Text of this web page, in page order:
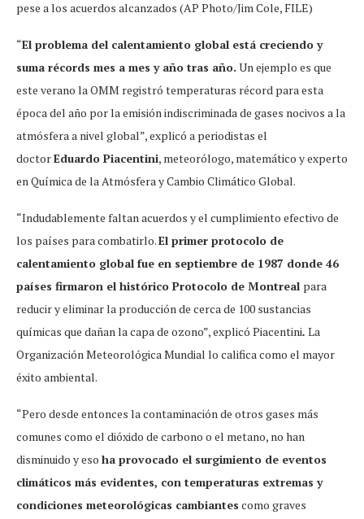
pese a los acuerdos alcanzados (AP Photo/Jim Cole, FILE)
“El problema del calentamiento global está creciendo y
suma récords mes a mes y año tras año. Un ejemplo es que
este verano la OMM registró temperaturas récord para esta
época del año por la emisión indiscriminada de gases nocivos a la
atmósfera a nivel global”, explicó a periodistas el
doctorEduardo Piacentini, meteorólogo, matemático y experto
en Química de la Atmósfera y Cambio Climático Global.
“Indudablemente faltan acuerdos y el cumplimiento efectivo de
los países para combatirlo.El primer protocolo de
calentamiento global fue en septiembre de 1987 donde 46
países firmaron el histórico Protocolo de Montreal para
reducir y eliminar la producción de cerca de 100 sustancias
químicas que dañan la capa de ozono”, explicó Piacentini. La
Organización Meteorológica Mundial lo califica como el mayor
éxito ambiental.
“Pero desde entonces la contaminación de otros gases más
comunes como el dióxido de carbono o el metano, no han
disminuido y eso ha provocado el surgimiento de eventos
climáticos más evidentes, con temperaturas extremas y
condiciones meteorológicas cambiantes como graves